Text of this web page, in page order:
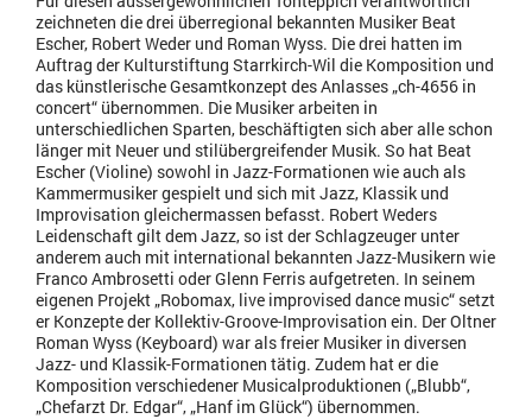
zeichneten die drei überregional bekannten Musiker Beat
Escher, Robert Weder und Roman Wyss. Die drei hatten im
Auftrag der Kulturstiftung Starrkirch-Wil die Komposition und
das künstlerische Gesamtkonzept des Anlasses „ch-4656 in
concert“ übernommen. Die Musiker arbeiten in
unterschiedlichen Sparten, beschäftigten sich aber alle schon
länger mit Neuer und stilübergreifender Musik. So hat Beat
Escher (Violine) sowohl in Jazz-Formationen wie auch als
Kammermusiker gespielt und sich mit Jazz, Klassik und
Improvisation gleichermassen befasst. Robert Weders
Leidenschaft gilt dem Jazz, so ist der Schlagzeuger unter
anderem auch mit international bekannten Jazz-Musikern wie
Franco Ambrosetti oder Glenn Ferris aufgetreten. In seinem
eigenen Projekt „Robomax, live improvised dance music“ setzt
er Konzepte der Kollektiv-Groove-Improvisation ein. Der Oltner
Roman Wyss (Keyboard) war als freier Musiker in diversen
Jazz- und Klassik-Formationen tätig. Zudem hat er die
Komposition verschiedener Musicalproduktionen („Blubb“,
„Chefarzt Dr. Edgar“, „Hanf im Glück“) übernommen.